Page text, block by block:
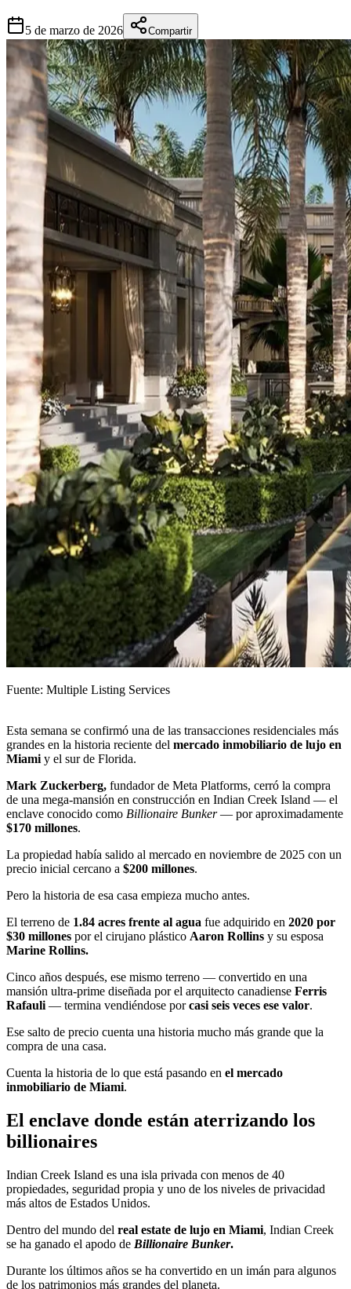
5 de marzo de 2026 Compartir
Fuente: Multiple Listing Services
Esta semana se confirmó una de las transacciones residenciales más
grandes en la historia reciente del mercado inmobiliario de lujo en
Miami y el sur de Florida.
Mark Zuckerberg, fundador de Meta Platforms, cerró la compra
de una mega-mansión en construcción en Indian Creek Island — el
enclave conocido como Billionaire Bunker— por aproximadamente
$170 millones.
La propiedad había salido al mercado en noviembre de 2025 con un
precio inicial cercano a $200 millones.
Pero la historia de esa casa empieza mucho antes.
El terreno de 1.84 acres frente al agua fue adquirido en 2020 por
$30 millones por el cirujano plástico Aaron Rollins y su esposa
Marine Rollins.
Cinco años después, ese mismo terreno — convertido en una
mansión ultra-prime diseñada por el arquitecto canadiense Ferris
Rafauli — termina vendiéndose porcasi seis veces ese valor.
Ese salto de precio cuenta una historia mucho más grande que la
compra de una casa.
Cuenta la historia de lo que está pasando en el mercado
inmobiliario de Miami.
El enclave donde están aterrizando los
billionaires
Indian Creek Island es una isla privada con menos de 40
propiedades, seguridad propia y uno de los niveles de privacidad
más altos de Estados Unidos.
Dentro del mundo del real estate de lujo en Miami, Indian Creek
se ha ganado el apodo de Billionaire Bunker.
Durante los últimos años se ha convertido en un imán para algunos
de los patrimonios más grandes del planeta.